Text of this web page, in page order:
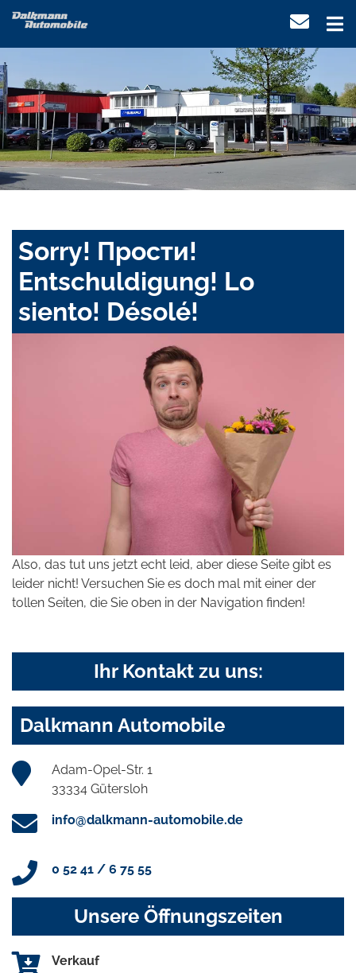
Sorry! Прости!
Entschuldigung! Lo
siento! Désolé!
Also, das tut uns jetzt echt leid, aber diese Seite gibt es
leider nicht! Versuchen Sie es doch mal mit einer der
tollen Seiten, die Sie oben in der Navigation finden!
Ihr Kontakt zu uns:
Dalkmann Automobile
Adam-Opel-Str. 1
33334 Gütersloh
info@dalkmann-automobile.de
0 52 41 / 6 75 55
Unsere Öffnungszeiten
Verkauf